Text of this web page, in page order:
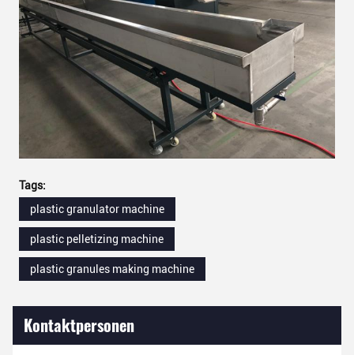
Tags:
plastic granulator machine
plastic pelletizing machine
plastic granules making machine
Kontaktpersonen